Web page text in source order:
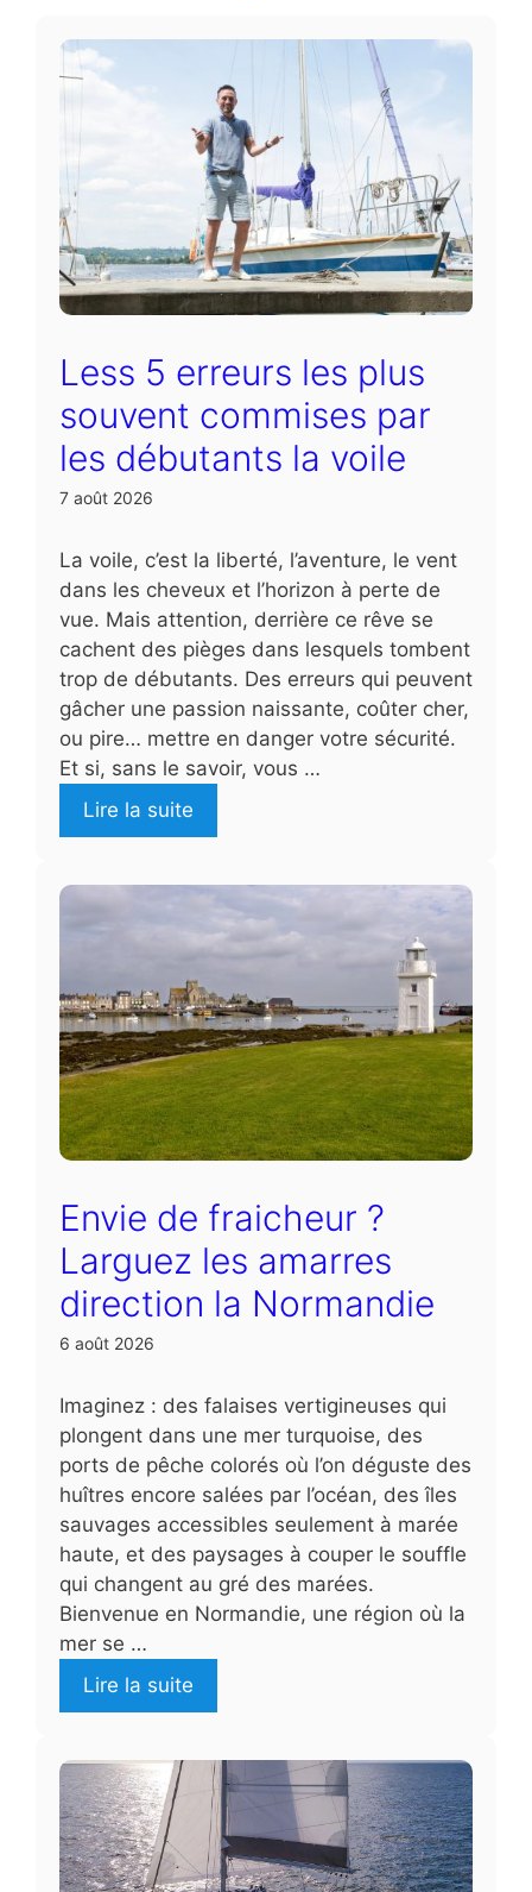
Less 5 erreurs les plus
souvent commises par
les débutants la voile
7 août 2026
La voile, c’est la liberté, l’aventure, le vent
dans les cheveux et l’horizon à perte de
vue. Mais attention, derrière ce rêve se
cachent des pièges dans lesquels tombent
trop de débutants. Des erreurs qui peuvent
gâcher une passion naissante, coûter cher,
ou pire… mettre en danger votre sécurité.
Et si, sans le savoir, vous …
Lire la suite
Envie de fraicheur ?
Larguez les amarres
direction la Normandie
6 août 2026
Imaginez : des falaises vertigineuses qui
plongent dans une mer turquoise, des
ports de pêche colorés où l’on déguste des
huîtres encore salées par l’océan, des îles
sauvages accessibles seulement à marée
haute, et des paysages à couper le souffle
qui changent au gré des marées.
Bienvenue en Normandie, une région où la
mer se …
Lire la suite